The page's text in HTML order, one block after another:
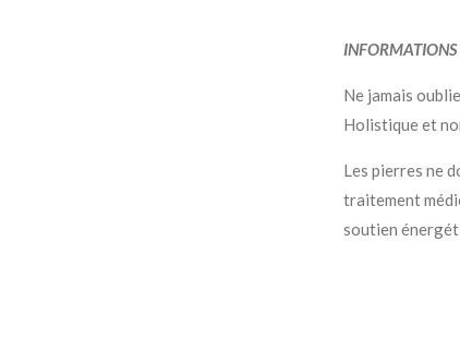
INFORMATIONS
Ne jamais
Holistique et
Les pierres ne
traitement
soutien